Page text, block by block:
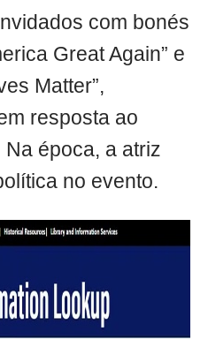
com bonés
Great Again” e
Matter”,
resposta ao
Na época, a atriz
no evento.